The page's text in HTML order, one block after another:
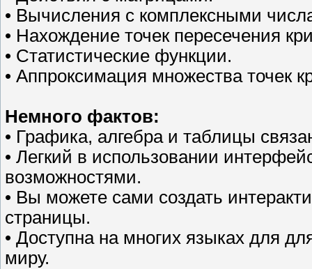
• Вычисления с комплексными
• Нахождение точек пересечения
• Статистические функции.
• Аппроксимация множества точек
Немного фактов:
• Графика, алгебра и таблицы
• Легкий в использовании
возможностями.
• Вы можете сами создать
страницы.
• Доступна на многих языках для
миру.